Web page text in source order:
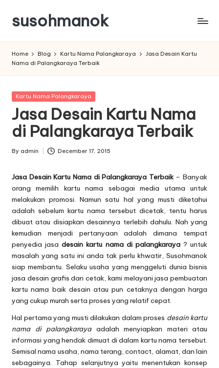
Skip
content
susohmanok
Home Blog Kartu Nama Palangkaraya
Jasa Desain Kartu
Nama di Palangkaraya Terbaik
Posted
Kartu Nama Palangkaraya
Jasa Desain Kartu Nama
di Palangkaraya Terbaik
Posted
By admin December 17, 2015
Jasa Desain Kartu Nama di Palangkaraya Terbaik– Banyak
orang memilih kartu nama sebagai media utama untuk
melakukan promosi. Namun satu hal yang musti diketahui
adalah sebelum kartu nama tersebut dicetak, tentu harus
dibuat atau disiapkan desainnya terlebih dahulu. Nah yang
kemudian menjadi pertanyaan adalah dimana tempat
penyedia jasadesain kartu nama di palangkaraya? untuk
masalah yang satu ini anda tak perlu khwatir, Susohmanok
siap membantu. Selaku usaha yang menggeluti dunia bisnis
jasa desain grafis dan cetak, kami melayani jasa pembuatan
kartu nama baik desain atau pun cetaknya dengan harga
yang cukup murah serta proses yang relatif cepat.
Hal pertama yang musti dilakukan dalam proses desain kartu
nama di palangkarayaadalah menyiapkan materi atau
informasi yang hendak dimuat di dalam kartu nama tersebut.
Semisal nama usaha, nama terang, contact, alamat, dan lain
sebagainya. Tahap selanjutnya yaitu menentukan konsep